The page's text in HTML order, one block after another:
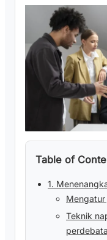
Table of
1.
Mengatur
Teknik